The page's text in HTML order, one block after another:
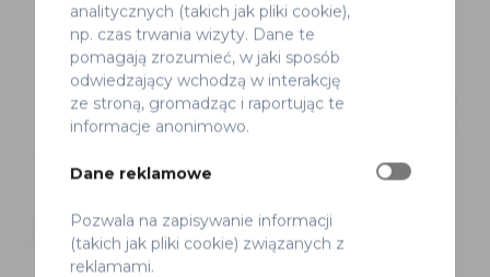
Marek Smyk Opublikowano 26 maja 2026
analitycznych (takich jak pliki cookie),
np. czas trwania wizyty. Dane te
pomagają zrozumieć, w jaki sposób
odwiedzający wchodzą w interakcję
ze stroną, gromadząc i raportując te
informacje anonimowo.
Dane reklamowe
Pozwala na zapisywanie informacji
(takich jak pliki cookie) związanych z
reklamami.